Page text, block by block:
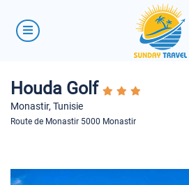
Houda Golf
Monastir, Tunisie
Route de Monastir 5000 Monastir